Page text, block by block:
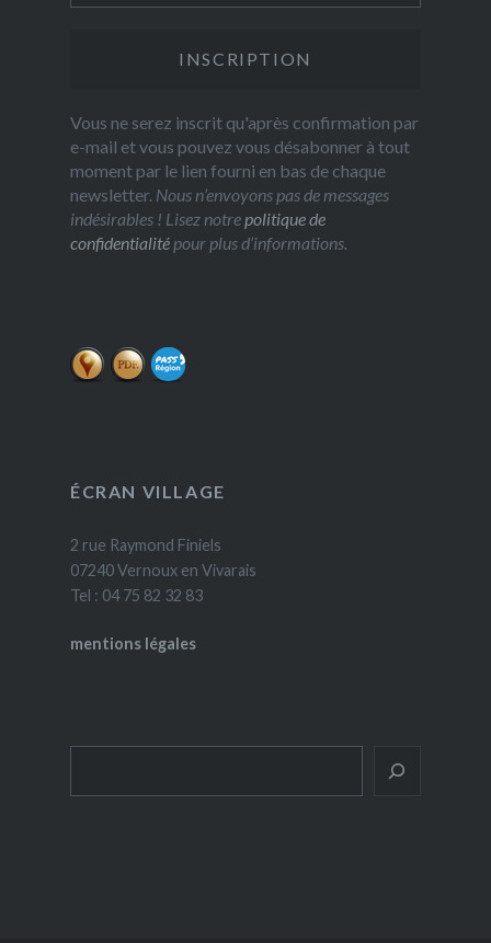
Vous ne serez inscrit qu'après confirmation par
e-mail et vous pouvez vous désabonner à tout
moment par le lien fourni en bas de chaque
newsletter. Nous n’envoyons pas de messages
indésirables ! Lisez notrepolitique de
confidentialitépour plus d’informations.
ÉCRAN VILLAGE
2 rue Raymond Finiels
07240 Vernoux en Vivarais
Tel : 04 75 82 32 83
mentions légales